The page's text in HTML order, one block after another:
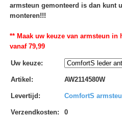
armsteun gemonteerd is dan kunt
monteren!!!
** Maak uw keuze van armsteun in
vanaf 79,99
Uw keuze:
Artikel : AW2114580W
Levertijd : ComfortS
Verzendkosten: 0